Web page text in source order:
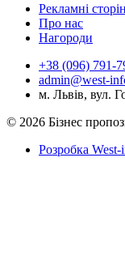
Рекламні
Про нас
Нагороди
+38 (096) 791-
admin@west-
м. Львів, вул.
© 2026 Бізнес
Розробка